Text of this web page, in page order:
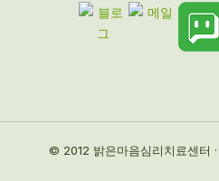
© 2012 밝은마음심리치료센터